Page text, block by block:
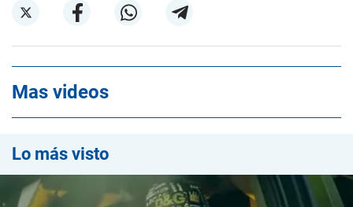
Mas videos
Lo más visto